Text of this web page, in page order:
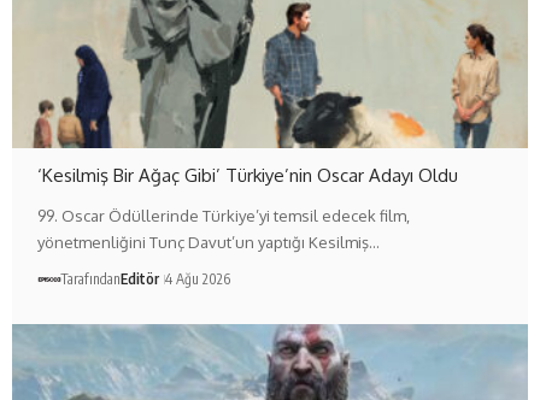
‘Kesilmiş Bir Ağaç Gibi’ Türkiye’nin Oscar Adayı Oldu
99. Oscar Ödüllerinde Türkiye’yi temsil edecek film,
yönetmenliğini Tunç Davut’un yaptığı Kesilmiş…
TarafındanEditör 4 Ağu 2026